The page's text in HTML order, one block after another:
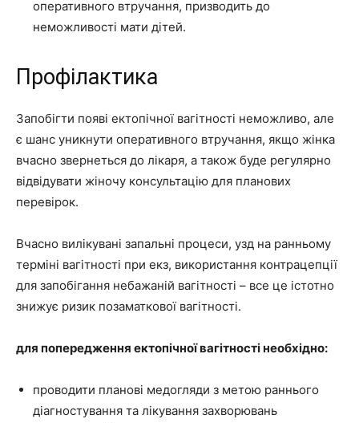
оперативного втручання, призводить до
неможливості мати дітей.
Профілактика
Запобігти появі ектопічної вагітності неможливо, але
є шанс уникнути оперативного втручання, якщо жінка
вчасно звернеться до лікаря, а також буде регулярно
відвідувати жіночу консультацію для планових
перевірок.
Вчасно вилікувані запальні процеси, узд на ранньому
терміні вагітності при екз, використання контрацепції
для запобігання небажаній вагітності – все це істотно
знижує ризик позаматкової вагітності.
для попередження ектопічної вагітності необхідно:
проводити планові медогляди з метою раннього
діагностування та лікування захворювань